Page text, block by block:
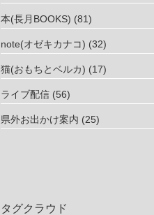
本(長月BOOKS) (81)
note(オゼキカナコ) (32)
猫(おもちとベルカ) (17)
ライブ配信 (56)
県外お出かけ案内 (25)
タグクラウド